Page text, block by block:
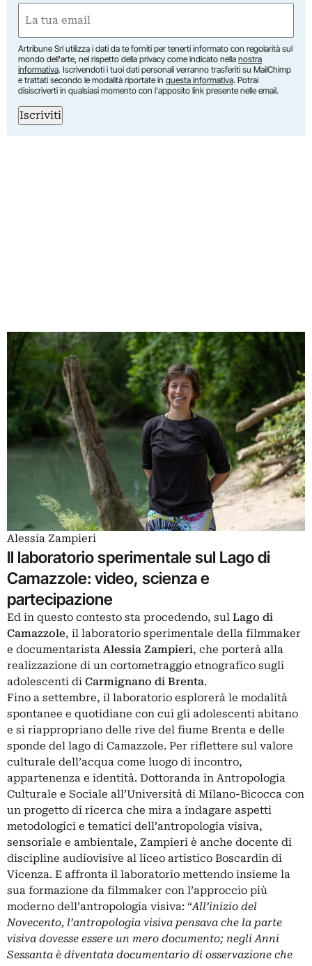
Nome
(Obbligatorio)
Artribune Srl utilizza i dati da te forniti per tenerti informato con regolarità sul
mondo dell'arte, nel rispetto della privacy come indicato nella nostra
informativa. Iscrivendoti i tuoi dati personali verranno trasferiti su MailChimp
e trattati secondo le modalità riportate in questa informativa. Potrai
disiscriverti in qualsiasi momento con l'apposito link presente nelle email.
Iscriviti
Alessia Zampieri
Il laboratorio sperimentale sul Lago di
Camazzole: video, scienza e
partecipazione
Ed in questo contesto sta procedendo, sul Lago di
Camazzole, il laboratorio sperimentale della filmmaker
e documentarista Alessia Zampieri, che porterà alla
realizzazione di un cortometraggio etnografico sugli
adolescenti di Carmignano di Brenta.
Fino a settembre, il laboratorio esplorerà le modalità
spontanee e quotidiane con cui gli adolescenti abitano
e si riappropriano delle rive del fiume Brenta e delle
sponde del lago di Camazzole. Per riflettere sul valore
culturale dell’acqua come luogo di incontro,
appartenenza e identità. Dottoranda in Antropologia
Culturale e Sociale all’Università di Milano-Bicocca con
un progetto di ricerca che mira a indagare aspetti
metodologici e tematici dell’antropologia visiva,
sensoriale e ambientale, Zampieri è anche docente di
discipline audiovisive al liceo artistico Boscardin di
Vicenza. E affronta il laboratorio mettendo insieme la
sua formazione da filmmaker con l’approccio più
moderno dell’antropologia visiva: “All’inizio del
Novecento, l’antropologia visiva pensava che la parte
visiva dovesse essere un mero documento; negli Anni
Sessanta è diventata documentario di osservazione che